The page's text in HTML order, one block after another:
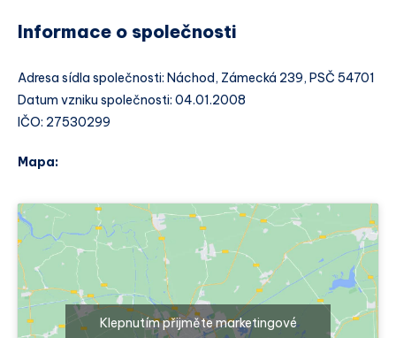
Informace o společnosti
Adresa sídla společnosti: Náchod, Zámecká 239, PSČ 54701
Datum vzniku společnosti: 04.01.2008
IČO: 27530299
Mapa:
Klepnutím přijměte marketingové